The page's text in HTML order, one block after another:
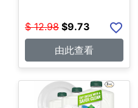
$ 12.98 $9.73
由此查看